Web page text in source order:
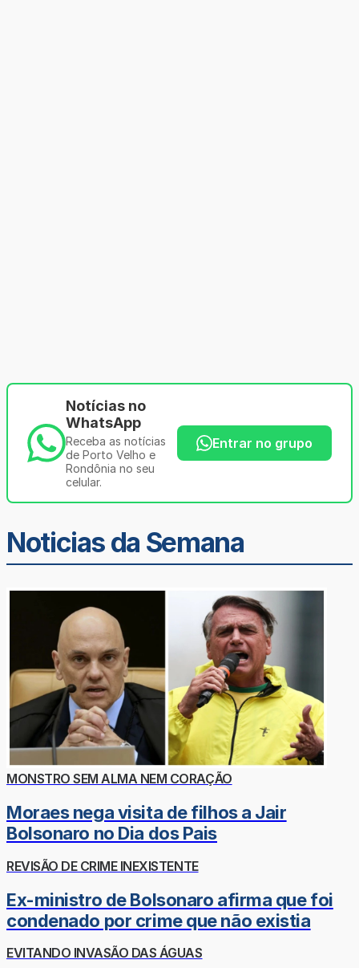
Notícias no
WhatsApp
Receba as notícias
de Porto Velho e
Rondônia no seu
celular.
Entrar no grupo
Noticias da Semana
MONSTRO SEM ALMA NEM CORAÇÃO
Moraes nega visita de filhos a Jair
Bolsonaro no Dia dos Pais
REVISÃO DE CRIME INEXISTENTE
Ex-ministro de Bolsonaro afirma que foi
condenado por crime que não existia
EVITANDO INVASÃO DAS ÁGUAS